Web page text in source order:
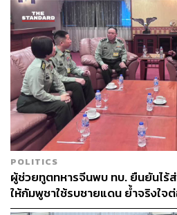
POLITICS
ผู้ช่วยทูตทหารจีนพบ ทบ. ยืนยันไร้
ให้กัมพูชาใช้รบชายแดน ย้ำจริงใจ
ทางออกสันติวิธี